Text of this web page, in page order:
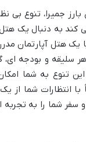
جمیرا، تنوع بی
به دنبال یک هتل
یک هتل آپارتمان
هر سلیقه و بودجه
تنوع به شما
با انتظارات شما از
سفر شما را به